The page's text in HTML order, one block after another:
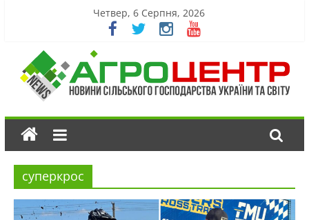
Четвер, 6 Серпня, 2026
суперкрос